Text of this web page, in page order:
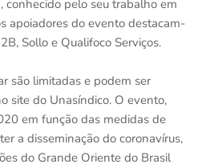
conhecido pelo seu trabalho em
apoiadores do evento destacam-
Sollo e Qualifoco Serviços.
são limitadas e podem ser
site do Unasíndico. O evento,
em função das medidas de
a disseminação do coronavírus,
do Grande Oriente do Brasil